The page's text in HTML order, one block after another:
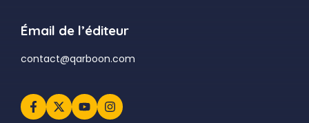
Émail de l’éditeur
contact@qarboon.com